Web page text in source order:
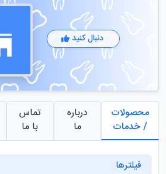
دنبال کنید
محصولات
/ خدمات
درباره
ما
تماس
با ما
فیلترها